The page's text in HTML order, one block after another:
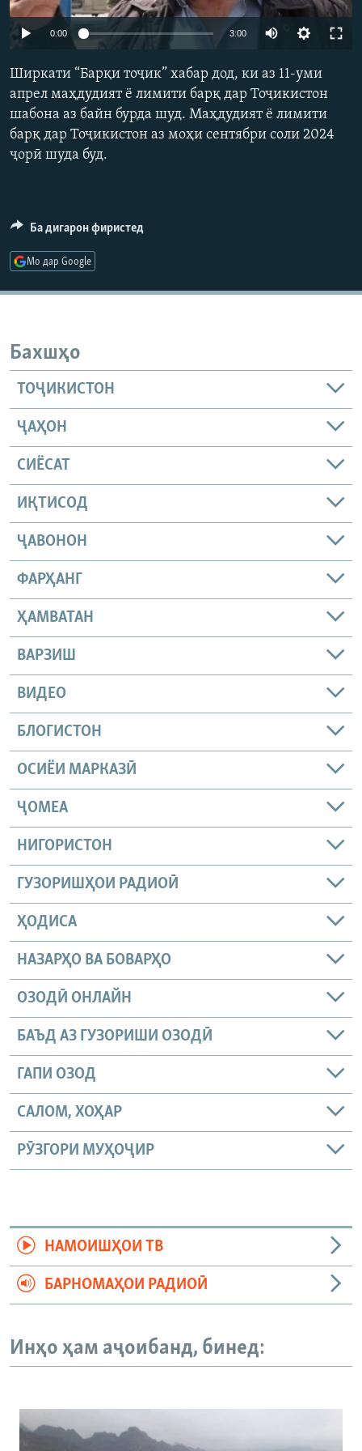
ГУЗОРИШҲОИ РАДИОӢ
Русский
ПАЙГИРӢ КУНЕД
240p 360p
0:00 3:00
480p
Ширкати “Барқи тоҷик” хабар дод, ки аз 11-уми
апрел маҳдудият ё лимити барқ дар Тоҷикистон
шабона аз байн бурда шуд. Маҳдудият ё лимити
барқ дар Тоҷикистон аз моҳи сентябри соли 2024
ҷорӣ шуда буд.
Ба дигарон фиристед
Мо дар Google
Бахшҳо
ТОҶИКИСТОН
ҶАҲОН
СИЁСАТ
ИҚТИСОД
ҶАВОНОН
ФАРҲАНГ
ҲАМВАТАН
ВАРЗИШ
ВИДЕО
БЛОГИСТОН
ОСИЁИ МАРКАЗӢ
ҶОМEА
НИГОРИСТОН
ГУЗОРИШҲОИ РАДИОӢ
ҲОДИСА
НАЗАРҲО ВА БОВАРҲО
ОЗОДӢ ОНЛАЙН
БАЪД АЗ ГУЗОРИШИ ОЗОДӢ
ГАПИ ОЗОД
САЛОМ, ХОҲАР
РӮЗГОРИ МУҲОҶИР
НАМОИШҲОИ ТВ
БАРНОМАҲОИ РАДИОӢ
Инҳо ҳам аҷоибанд, бинед: